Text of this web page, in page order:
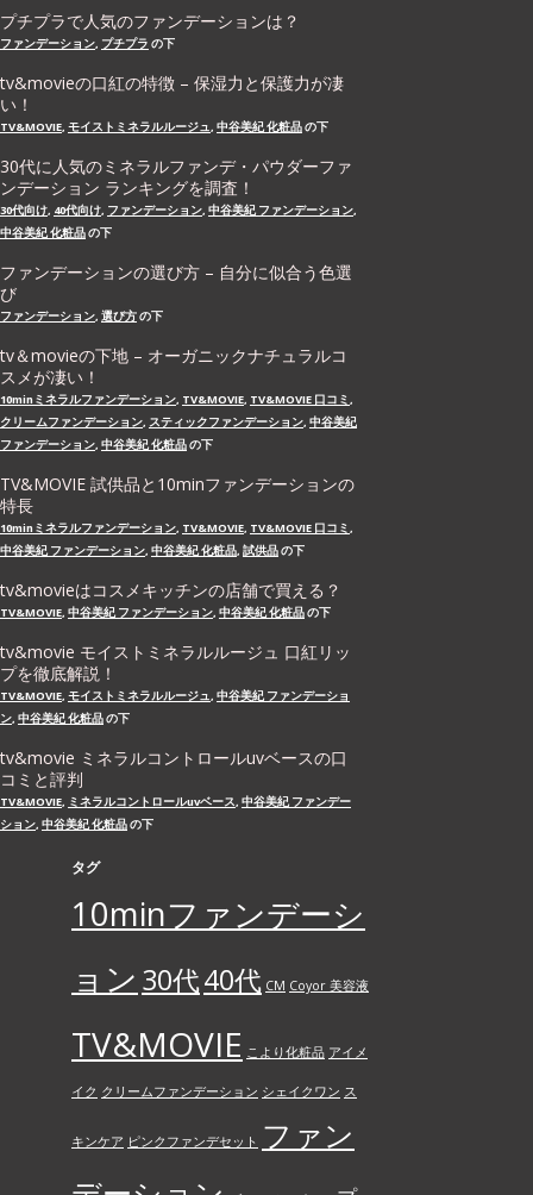
プチプラで人気のファンデーションは？
ファンデーション, プチプラ の下
tv&movieの口紅の特徴 – 保湿力と保護力が凄
い！
TV&MOVIE, モイストミネラルルージュ , 中谷美紀 化粧品の下
30代に人気のミネラルファンデ・パウダーファ
ンデーション ランキングを調査！
30代向け, 40代向け, ファンデーション, 中谷美紀 ファンデーション,
中谷美紀 化粧品の下
ファンデーションの選び方 – 自分に似合う色選
び
ファンデーション, 選び方の下
tv＆movieの下地 – オーガニックナチュラルコ
スメが凄い！
10minミネラルファンデーション, TV&MOVIE, TV&MOVIE 口コミ ,
クリームファンデーション, スティックファンデーション, 中谷美紀
ファンデーション, 中谷美紀 化粧品の下
TV&MOVIE 試供品と10minファンデーションの
特長
10minミネラルファンデーション, TV&MOVIE, TV&MOVIE 口コミ ,
中谷美紀 ファンデーション, 中谷美紀 化粧品, 試供品の下
tv&movieはコスメキッチンの店舗で買える？
TV&MOVIE, 中谷美紀 ファンデーション, 中谷美紀 化粧品の下
tv&movie モイストミネラルルージュ 口紅リッ
プを徹底解説！
TV&MOVIE, モイストミネラルルージュ , 中谷美紀 ファンデーショ
ン, 中谷美紀 化粧品の下
tv&movie ミネラルコントロールuvベースの口
コミと評判
TV&MOVIE, ミネラルコントロールuvベース, 中谷美紀 ファンデー
ション, 中谷美紀 化粧品の下
タグ
10minファンデーシ
ョン 30代40代 CM Coyor 美容液
TV&MOVIE こより化粧品 アイメ
イク クリームファンデーション シェイクワン ス
キンケア ピンクファンデセット ファン